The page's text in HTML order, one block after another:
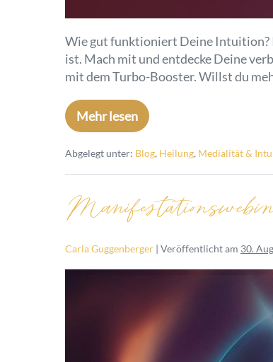
Wie gut funktioniert Deine Intuition?
ist. Mach mit und entdecke Deine
mit dem Turbo-Booster. Willst du
Mehr lesen
Abgelegt unter: Blog, Heilung, Medialität &
Carla Guggenberger | Veröffentlicht am 30.